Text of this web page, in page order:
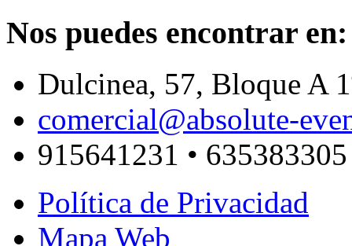
Nos puedes encontrar en:
Dulcinea, 57, Bloque A
comercial@absolute-
915641231 • 635383305
Política de Privacidad
Mapa Web